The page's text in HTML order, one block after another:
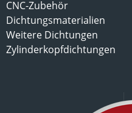
CNC-Zubehör
Dichtungsmaterialien
Weitere Dichtungen
Zylinderkopfdichtungen